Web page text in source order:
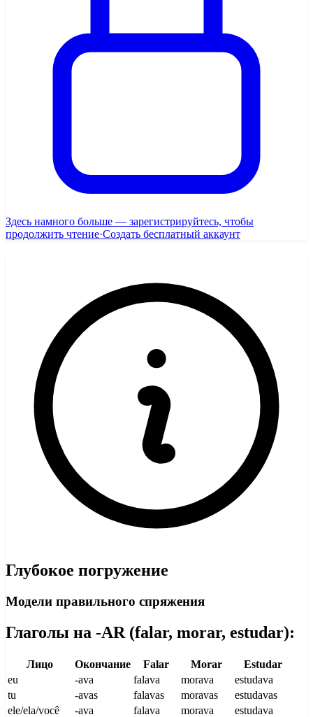
Здесь намного больше — зарегистрируйтесь, чтобы
продолжить чтение·Создать бесплатный аккаунт
Глубокое погружение
Модели правильного спряжения
Глаголы на -AR (falar, morar, estudar):
Лицо Окончание Falar Morar
Estudar
eu
-ava falava morava
estudava
tu
-avas falavas moravas
estudavas
ele/ela/você
-ava falava morava
estudava